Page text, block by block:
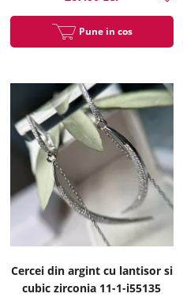
Pune in cos
Cercei din argint cu lantisor si
cubic zirconia 11-1-i55135